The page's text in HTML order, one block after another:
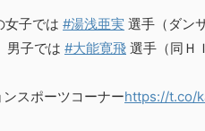
女子では #湯浅亜実 選手（ダン
男子では #大能寛飛 選手（同Ｈ
スポーツコーナーhttps://t.co/